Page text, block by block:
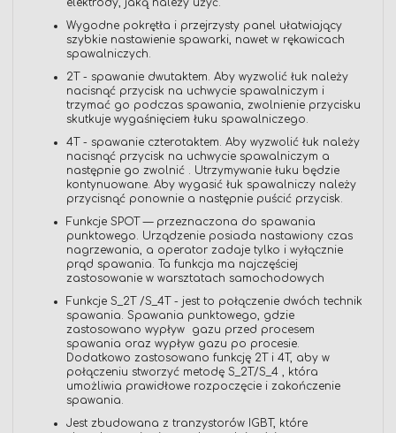
elektrody, jaką należy użyć.
Wygodne pokrętła i przejrzysty panel ułatwiający
szybkie nastawienie spawarki, nawet w rękawicach
spawalniczych.
2T - spawanie dwutaktem. Aby wyzwolić łuk należy
nacisnąć przycisk na uchwycie spawalniczym i
trzymać go podczas spawania, zwolnienie przycisku
skutkuje wygaśnięciem łuku spawalniczego.
4T - spawanie czterotaktem. Aby wyzwolić łuk należy
nacisnąć przycisk na uchwycie spawalniczym a
następnie go zwolnić . Utrzymywanie łuku będzie
kontynuowane. Aby wygasić łuk spawalniczy należy
przycisnąć ponownie a następnie puścić przycisk.
Funkcje SPOT — przeznaczona do spawania
punktowego. Urządzenie posiada nastawiony czas
nagrzewania, a operator zadaje tylko i wyłącznie
prąd spawania. Ta funkcja ma najczęściej
zastosowanie w warsztatach samochodowych
Funkcje S_2T /S_4T - jest to połączenie dwóch technik
spawania. Spawania punktowego, gdzie
zastosowano wypływ gazu przed procesem
spawania oraz wypływ gazu po procesie.
Dodatkowo zastosowano funkcję 2T i 4T, aby w
połączeniu stworzyć metodę S_2T/S_4 , która
umożliwia prawidłowe rozpoczęcie i zakończenie
spawania.
Jest zbudowana z tranzystorów IGBT, które